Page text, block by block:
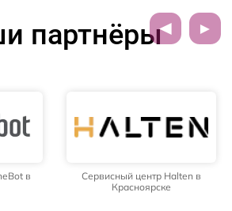
партнёры
в
Сервисный центр Halten в
Красноярске